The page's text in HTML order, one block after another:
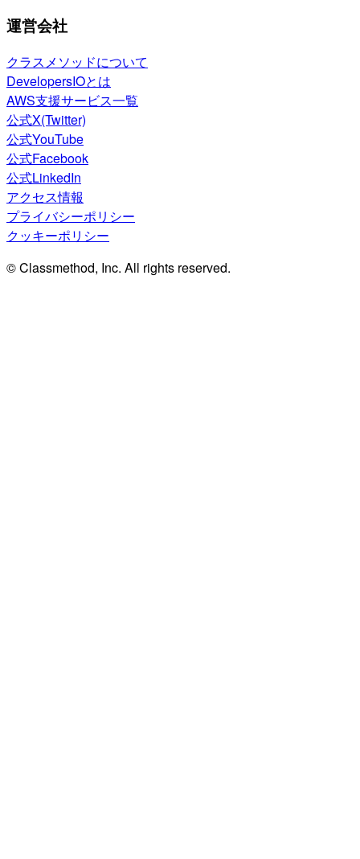
運営会社
クラスメソッドについて
DevelopersIOとは
AWS支援サービス一覧
公式X(Twitter)
公式YouTube
公式Facebook
公式LinkedIn
アクセス情報
プライバシーポリシー
クッキーポリシー
© Classmethod, Inc. All rights reserved.